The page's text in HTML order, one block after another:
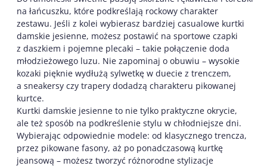
na łańcuszku, które podkreślają rockowy charakter
zestawu. Jeśli z kolei wybierasz bardziej casualowe kurtki
damskie jesienne, możesz postawić na sportowe czapki
z daszkiem i pojemne plecaki – takie połączenie doda
młodzieżowego luzu. Nie zapominaj o obuwiu – wysokie
kozaki pięknie wydłużą sylwetkę w duecie z trenczem,
a sneakersy czy trapery dodadzą charakteru pikowanej
kurtce.
Kurtki damskie jesienne to nie tylko praktyczne okrycie,
ale też sposób na podkreślenie stylu w chłodniejsze dni.
Wybierając odpowiednie modele: od klasycznego trencza,
przez pikowane fasony, aż po ponadczasową kurtkę
jeansową – możesz tworzyć różnorodne stylizacje